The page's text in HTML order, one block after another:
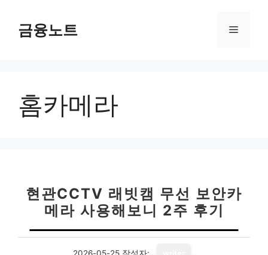
금융노트 메
홈카메라
현관CCTV 래빗캠 무선 보안카
메라 사용해보니 2주 후기